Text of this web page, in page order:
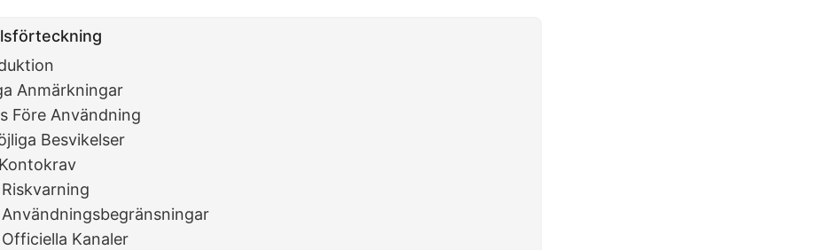
Anmärkningar
Före Användning
Besvikelser
Kanaler